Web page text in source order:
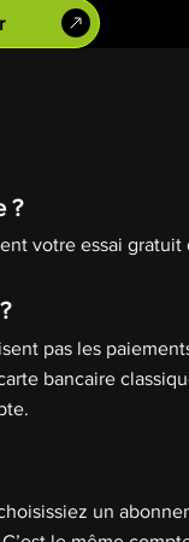
?
votre essai
pas les
bancaire
un